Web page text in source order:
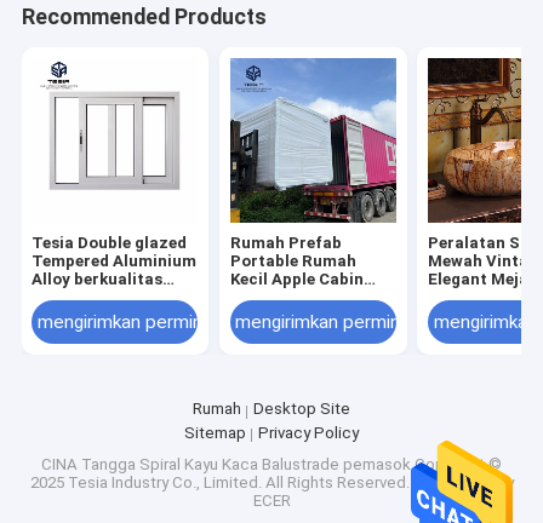
Recommended Products
Tesia Double glazed
Tempered Aluminium
Alloy berkualitas
tinggi Layar geser
dan pintu
mengirimkan permintaan
Rumah Prefab
Portable Rumah
Kecil Apple Cabin
Container untuk
Camping
mengirimkan permintaan
Peralatan
Mewah
Elegant Meja
Berwarna
Mandi Sink
Cuci Marmer
Rumah
Desktop Site
Sitemap
Privacy Policy
CINA Tangga Spiral Kayu Kaca Balustrade pemasok.Copyright ©
2025 Tesia Industry Co., Limited. All Rights Reserved. Developed by
ECER